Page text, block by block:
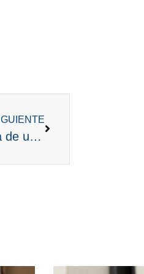
FAI pide rebajar el ITP al 2,5% en la compra de una primera vivienda habitual